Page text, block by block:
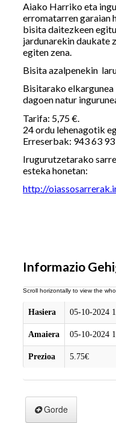
Aiako Harriko eta
erromatarren garaian
bisita daitezkeen
jardunarekin daukate
egiten zena.
Bisita azalpenekin
Bisitarako
dagoen natur
Tarifa: 5,75 €.
24 ordu lehenagotik
Erreserbak: 943 63
Irugurutzetarako
esteka honetan:
http://
Informazio
Hasiera 05-10-2024
Amaiera 05-10-2024
Prezioa 5.75€
Gorde